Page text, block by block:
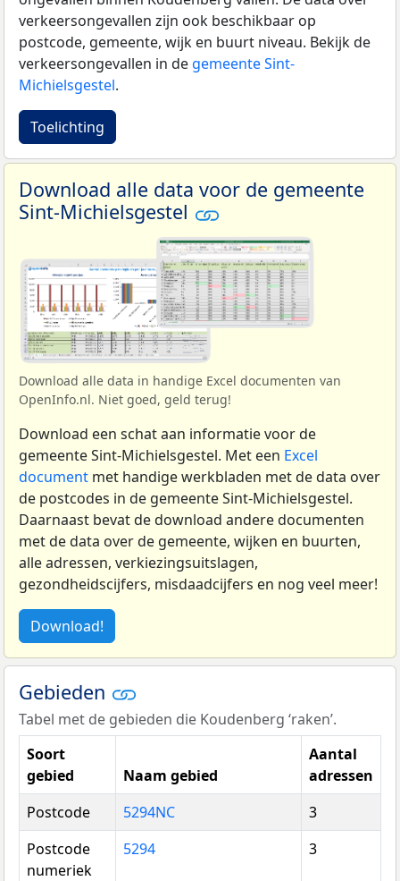
verkeersongevallen zijn ook beschikbaar op
postcode, gemeente, wijk en buurt niveau. Bekijk de
verkeersongevallen in de gemeente Sint-
Michielsgestel.
Toelichting
Download alle data voor de gemeente
Sint-Michielsgestel
Download alle data in handige Excel documenten van
OpenInfo.nl. Niet goed, geld terug!
Download een schat aan informatie voor de
gemeente Sint-Michielsgestel. Met een Excel
document met handige werkbladen met de data over
de postcodes in de gemeente Sint-Michielsgestel.
Daarnaast bevat de download andere documenten
met de data over de gemeente, wijken en buurten,
alle adressen, verkiezingsuitslagen,
gezondheidscijfers, misdaadcijfers en nog veel meer!
Download!
Gebieden
Tabel met de gebieden die Koudenberg ‘raken’.
Soort
gebied
Naam gebied
Aantal
adressen
Postcode
5294NC
3
Postcode
numeriek
5294 3